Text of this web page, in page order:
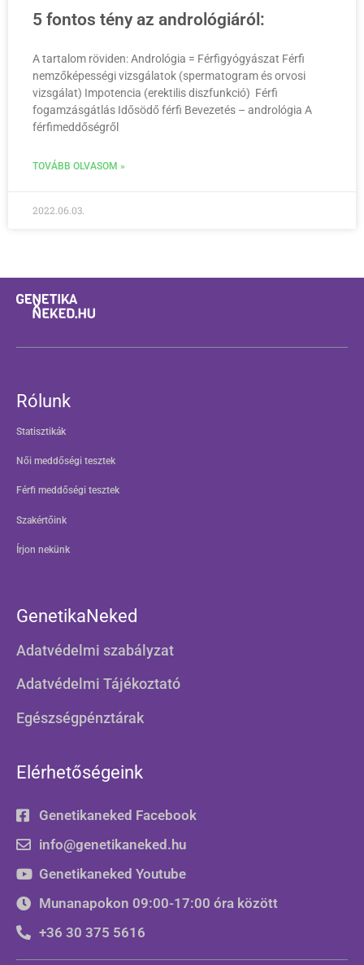
5 fontos tény az andrológiáról:
A tartalom röviden: Andrológia = Férfigyógyászat Férfi
nemzőképességi vizsgálatok (spermatogram és orvosi
vizsgálat) Impotencia (erektilis diszfunkció) Férfi
fogamzásgátlás Idősödő férfi Bevezetés – andrológia A
férfimeddőségről
TOVÁBB OLVASOM »
2022.06.03.
Rólunk
Statisztikák
Női meddőségi tesztek
Férfi meddőségi tesztek
Szakértőink
Írjon nekünk
GenetikaNeked
Adatvédelmi szabályzat
Adatvédelmi Tájékoztató
Egészségpénztárak
Elérhetőségeink
Genetikaneked Facebook
info@genetikaneked.hu
Genetikaneked Youtube
Munanapokon 09:00-17:00 óra között
+36 30 375 5616